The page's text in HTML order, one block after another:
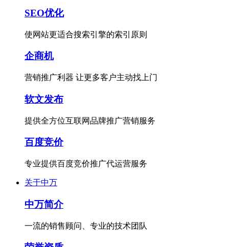
SEO优化
使网站更适合搜索引擎的索引原则
企商机
营销推广利器 让更多客户主动找上门
软文发布
提供全方位互联网品牌推广营销服务
百度竞价
专业提供百度竞价推广代运营服务
关于中万
中万简介
一流的销售顾问、专业的技术团队